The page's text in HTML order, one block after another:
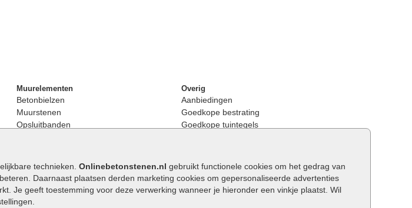
technieken. Onlinebetonstenen.nl gebruikt functionele cookies om het gedrag van
Daarnaast plaatsen derden marketing cookies om gepersonaliseerde advertenties
Je geeft toestemming voor deze verwerking wanneer je hieronder een vinkje plaatst. Wil
Muurelementen
Betonbielzen
Muurstenen
Opsluitbanden
Betonblokken
Stapelstenen
Overig
Aanbiedingen
Goedkope bestrating
Goedkope tuintegels
Opsluitbanden plaatsen
Keerwanden
Traptreden tuin